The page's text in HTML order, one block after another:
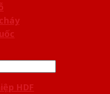
HDF